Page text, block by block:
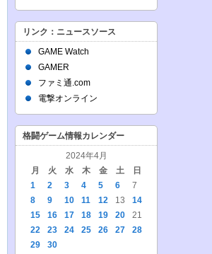
リンク：ニュースソース
GAME Watch
GAMER
ファミ通.com
電撃オンライン
格闘ゲーム情報カレンダー
2024年4月
月
火 水 木 金 土 日
1 2 3 4 5 6
7
8
9 10 11 12 13
14
15
16 17 18 19 20
21
22
23 24 25 26 27
28
29
30